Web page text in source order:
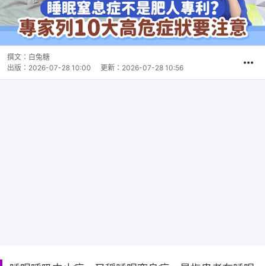
撰文： 白兔糖
出版： 2026-07-28 10:00 更新： 2026-07-28 10:56